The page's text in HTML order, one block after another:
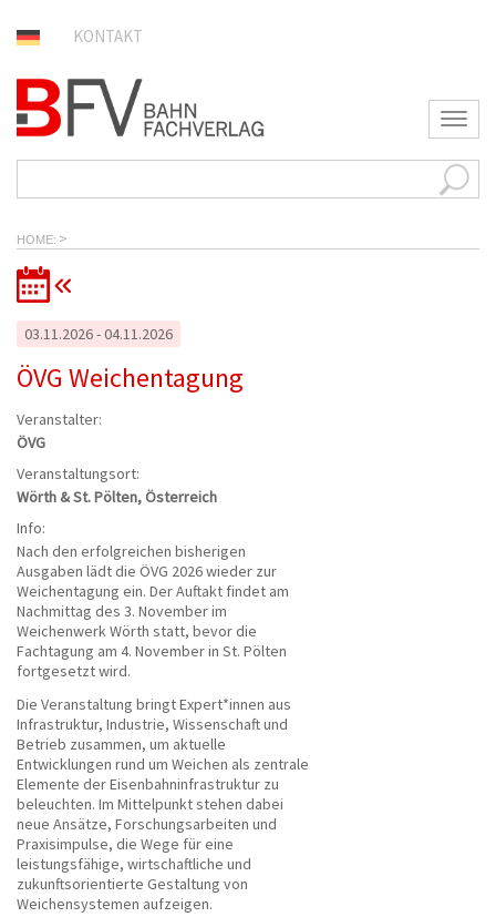
KONTAKT
T
o
g
l
HOME >
03.11.2026 - 04.11.2026
ÖVG Weichentagung
Veranstalter:
ÖVG
Veranstaltungsort:
Wörth & St. Pölten, Österreich
Info:
Nach den erfolgreichen bisherigen
Ausgaben lädt die ÖVG 2026 wieder zur
Weichentagung ein. Der Auftakt findet am
Nachmittag des 3. November im
Weichenwerk Wörth statt, bevor die
Fachtagung am 4. November in St. Pölten
fortgesetzt wird.
Die Veranstaltung bringt Expert*innen aus
Infrastruktur, Industrie, Wissenschaft und
Betrieb zusammen, um aktuelle
Entwicklungen rund um Weichen als zentrale
Elemente der Eisenbahninfrastruktur zu
beleuchten. Im Mittelpunkt stehen dabei
neue Ansätze, Forschungsarbeiten und
Praxisimpulse, die Wege für eine
leistungsfähige, wirtschaftliche und
zukunftsorientierte Gestaltung von
Weichensystemen aufzeigen.